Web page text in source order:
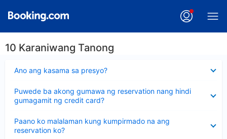
10 Karaniwang Tanong
Ano ang kasama sa presyo?
ang
Puwede ba akong gumawa ng reservation nang hindi
gumagamit ng credit card?
ang
sagot
Paano ko malalaman kung kumpirmado na ang
reservation ko?
ang
sagot